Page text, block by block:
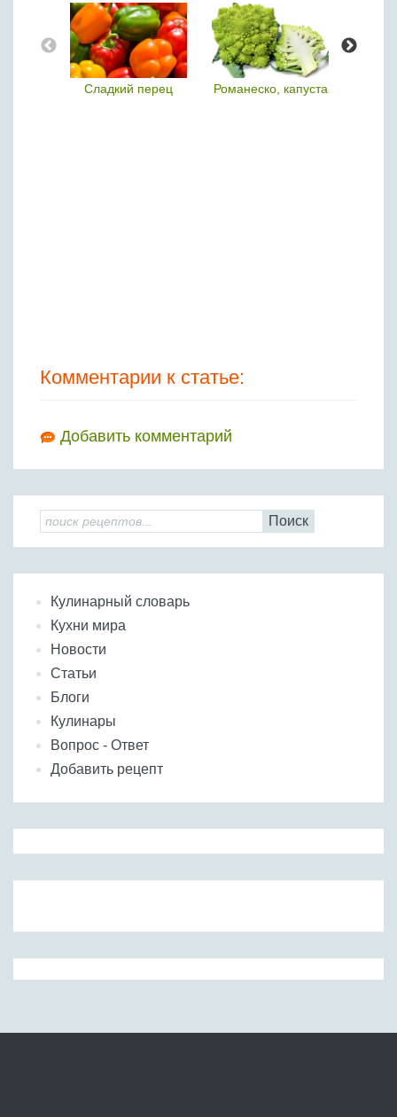
Романеско, капуста Черри, томаты
Комментарии к статье:
Добавить комментарий
Поиск
Кулинарный словарь
Кухни мира
Новости
Статьи
Блоги
Кулинары
Вопрос - Ответ
Добавить рецепт